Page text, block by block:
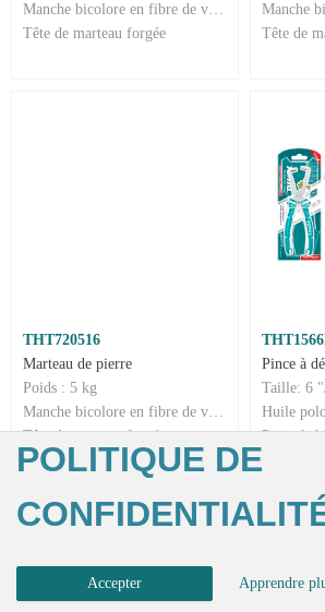
Manche bicolore en fibre de verre 900 mm
Tête de marteau forgée
Tête de
THT720516
Marteau de pierre
Poids : 5 kg
Manche bicolore en fibre de verre 900 mm
Tête de marteau forgée
Pince à
Taille: 6
Huile
Poignée
POLITIQUE DE
TOTAL
Accepter Apprendre